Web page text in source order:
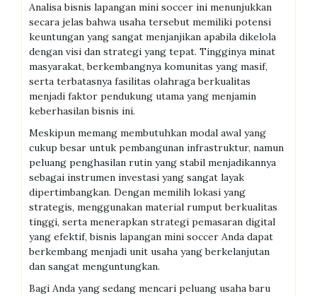
Analisa bisnis lapangan mini soccer ini menunjukkan
secara jelas bahwa usaha tersebut memiliki potensi
keuntungan yang sangat menjanjikan apabila dikelola
dengan visi dan strategi yang tepat. Tingginya minat
masyarakat, berkembangnya komunitas yang masif,
serta terbatasnya fasilitas olahraga berkualitas
menjadi faktor pendukung utama yang menjamin
keberhasilan bisnis ini.
Meskipun memang membutuhkan modal awal yang
cukup besar untuk pembangunan infrastruktur, namun
peluang penghasilan rutin yang stabil menjadikannya
sebagai instrumen investasi yang sangat layak
dipertimbangkan. Dengan memilih lokasi yang
strategis, menggunakan material rumput berkualitas
tinggi, serta menerapkan strategi pemasaran digital
yang efektif, bisnis lapangan mini soccer Anda dapat
berkembang menjadi unit usaha yang berkelanjutan
dan sangat menguntungkan.
Bagi Anda yang sedang mencari peluang usaha baru